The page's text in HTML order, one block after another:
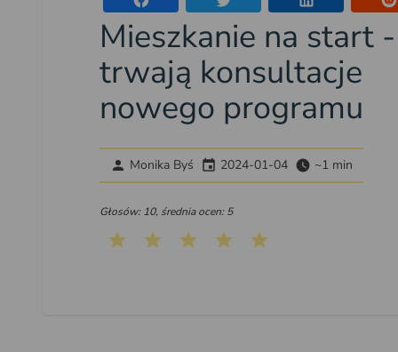
Mieszkanie na start -
trwają konsultacje
nowego programu
Monika Byś 2024-01-04 ~1 min
Głosów: 10, średnia ocen: 5